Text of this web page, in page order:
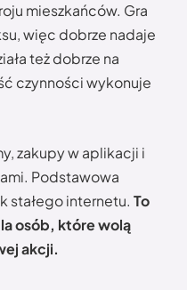
mieszkańców. Gra
więc dobrze nadaje
też dobrze na
czynności wykonuje
zakupy w aplikacji i
Podstawowa
stałego internetu. To
osób, które wolą
akcji.